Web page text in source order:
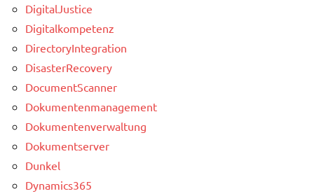
DigitalJustice
Digitalkompetenz
DirectoryIntegration
DisasterRecovery
DocumentScanner
Dokumentenmanagement
Dokumentenverwaltung
Dokumentserver
Dunkel
Dynamics365